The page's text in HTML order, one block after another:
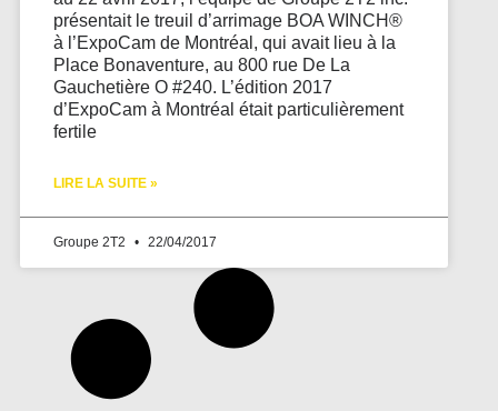
présentait le treuil d’arrimage BOA WINCH®
à l’ExpoCam de Montréal, qui avait lieu à la
Place Bonaventure, au 800 rue De La
Gauchetière O #240. L’édition 2017
d’ExpoCam à Montréal était particulièrement
fertile
LIRE LA SUITE »
Groupe 2T2 22/04/2017